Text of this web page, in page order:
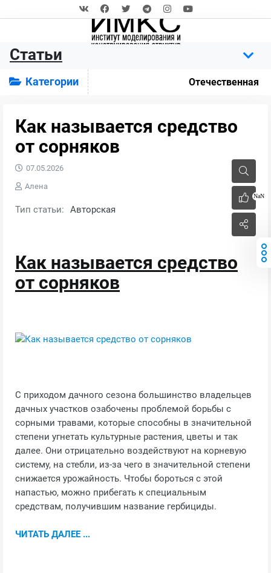
Статьи
Категории Отечественная
Как называется средство
от сорняков
NaN
07.05.2026
Алена
Тип статьи: Авторская
Как называется средство
от сорняков
С приходом дачного сезона большинство владельцев
дачных участков озабочены проблемой борьбы с
сорными травами, которые способны в значительной
степени угнетать культурные растения, цветы и так
далее. Они отрицательно воздействуют на корневую
систему, на стебли, из-за чего в значительной степени
снижается урожайность. Чтобы бороться с этой
напастью, можно прибегать к специальным
средствам, получившим название гербициды.
ЧИТАТЬ ДАЛЕЕ ...